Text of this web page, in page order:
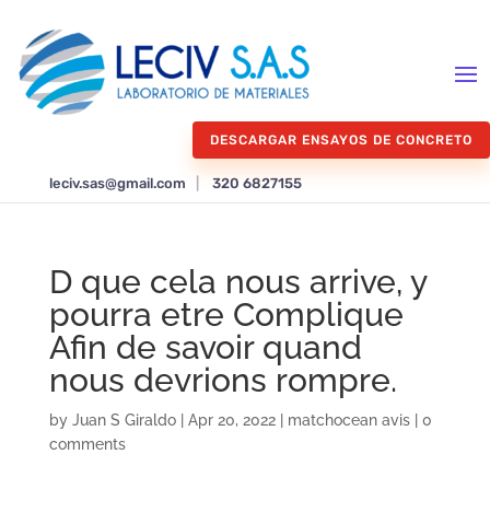
DESCARGAR ENSAYOS DE CONCRETO
leciv.sas@gmail.com 320 6827155
D que cela nous arrive, y
pourra etre Complique
Afin de savoir quand
nous devrions rompre.
by Juan S Giraldo| Apr 20, 2022| matchocean avis| 0
comments